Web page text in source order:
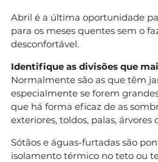
Abril é a última oportunidade
para os meses quentes sem o
desconfortável.
Identifique as divisões que
Normalmente são as que têm
especialmente se forem
que há forma eficaz de as
exteriores, toldos, palas, árvores
Sótãos e águas-furtadas são
isolamento térmico no teto ou